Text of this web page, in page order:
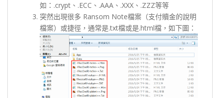
如：.crypt、.ECC、.AAA、.XXX、.ZZZ等等
突然出現很多 Ransom Note檔案（支付贖金的說明
檔案）或捷徑，通常是.txt檔或是.html檔，如下圖：